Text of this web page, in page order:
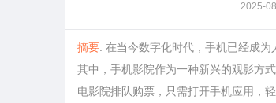
2025-
摘要: 在当今数字化时代，手机已经成为
其中，手机影院作为一种新兴的观影方
电影院排队购票，只需打开手机应用，